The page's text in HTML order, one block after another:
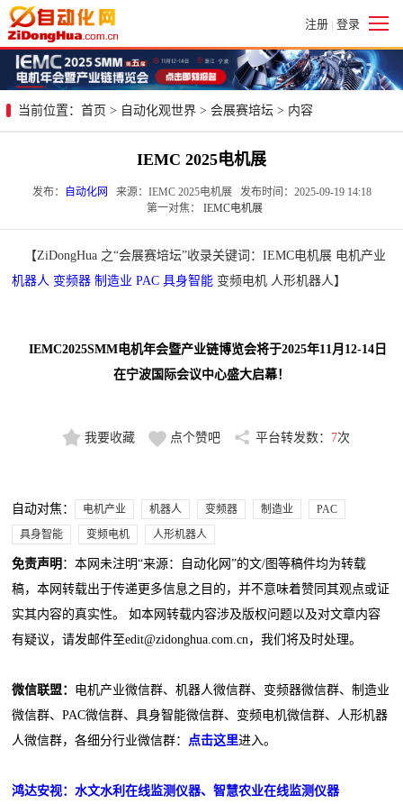
注册 | 登录
当前位置： 首页 > 自动化观世界 > 会展赛培坛 > 内容
IEMC 2025电机展
发布： 自动化网
来源：IEMC 2025电机展 发布时间：2025-09-19 14:18
第一对焦： IEMC电机展
【ZiDongHua 之“会展赛培坛”收录关键词：IEMC电机展 电机产业
机器人 变频器 制造业 PAC 具身智能 变频电机 人形机器人】
IEMC2025SMM电机年会暨产业链博览会将于2025年11月12-14日
在宁波国际会议中心盛大启幕！
我要收藏 点个赞吧 平台转发数： 7次
自动对焦： 电机产业 机器人 变频器 制造业
PAC
具身智能
变频电机 人形机器人
免责声明 ：本网未注明“来源：自动化网”的文/图等稿件均为转载
稿，本网转载出于传递更多信息之目的，并不意味着赞同其观点或证
实其内容的真实性。 如本网转载内容涉及版权问题以及对文章内容
有疑议，请发邮件至edit@zidonghua.com.cn，我们将及时处理。
微信联盟：
电机产业微信群、机器人微信群、变频器微信群、制造业
微信群、PAC微信群、具身智能微信群、变频电机微信群、人形机器
人微信群，各细分行业微信群：
点击这里进入。
鸿达安视：水文水利在线监测仪器、智慧农业在线监测仪器